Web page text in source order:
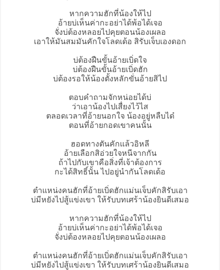
หากความฮักที่น้องให้ไป
อ้ายบ่เห็นค่ากะอย่าได้พ้อได้เจอ
จั่งบ่ต้องหลอยไปคุยตอนน้องเผลอ
เอาให้มันสมมันคักใจโลดเด้อ สิรับเจ็บเองดอก
บ่ต้องฝืนขั้นอ้ายเบิ่ดใจ
บ่ต้องฝืนขั้นอ้ายเบิ่ดฮัก
บ่ต้องรอให้น้องตั้งหลักขั่นอ้ายสิไป
ตอบคำถามจักหน่อยได้บ่
ว่าเอาน้องไปเสื่ยงไว้ไส
ตลอดเวลาที่อ้ายนอกใจ น้องอยู่หลืบได๋
ตอนที่อ้ายกอดเขาคนนั้น
ฮอดทางตันคักแล้วอิหลี
อ้ายเลือกสิอ่วยใจหนีจากกัน
ถ้าไปกับเขาคือสิ่งที่เจ้าต้องการ
กะได้สิทธิ์นั้น ไปอยู่นำกันโลดเด้อ
ตำแหน่งคนฮักที่อ้ายเบิ่ดฮักแม่นเจ็บคักสิรับเอา
บ่มีหยังไปสู้แข่งเขา ให้รับบทเศร้าน้องยินดีเสมอ
หากความฮักที่น้องให้ไป
อ้ายบ่เห็นค่ากะอย่าได้พ้อได้เจอ
จั่งบ่ต้องหลอยไปคุยตอนน้องเผลอ
ตำแหน่งคนฮักที่อ้ายเบิ่ดฮักแม่นเจ็บคักสิรับเอา
บ่มีหยังไปสู้แข่งเขา ให้รับบทเศร้าน้องยินดีเสมอ